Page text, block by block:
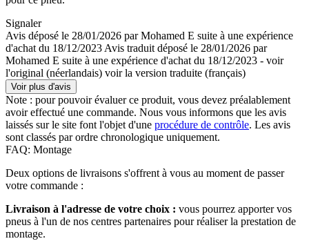
Signaler
Avis déposé le 28/01/2026 par Mohamed E suite à une expérience
d'achat du 18/12/2023Avis traduit déposé le 28/01/2026 par
Mohamed E suite à une expérience d'achat du 18/12/2023 - voir
l'original (néerlandais) voir la version traduite (français)
Voir plus d'avis
Note : pour pouvoir évaluer ce produit, vous devez préalablement
avoir effectué une commande. Nous vous informons que les avis
laissés sur le site font l'objet d'une procédure de contrôle. Les avis
sont classés par ordre chronologique uniquement.
FAQ: Montage
Deux options de livraisons s'offrent à vous au moment de passer
votre commande :
Livraison à l'adresse de votre choix : vous pourrez apporter vos
pneus à l'un de nos centres partenaires pour réaliser la prestation de
montage.